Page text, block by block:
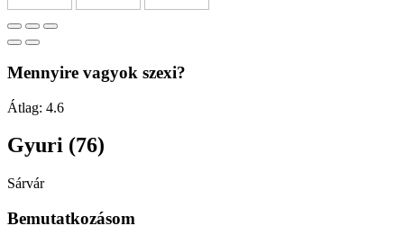
Mennyire vagyok szexi?
Átlag: 4.6
Gyuri (76)
Sárvár
Bemutatkozásom